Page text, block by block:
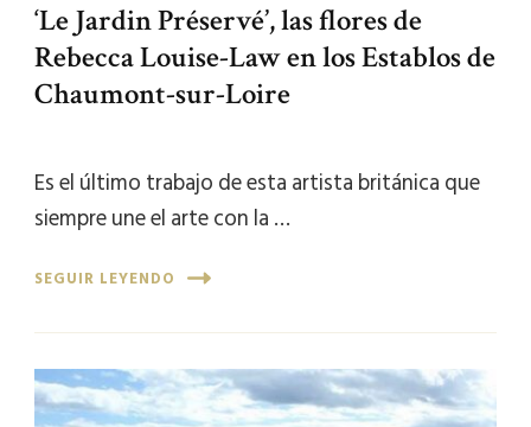
‘Le Jardin Préservé’, las flores de
Rebecca Louise-Law en los Establos de
Chaumont-sur-Loire
Es el último trabajo de esta artista británica que
siempre une el arte con la …
SEGUIR LEYENDO